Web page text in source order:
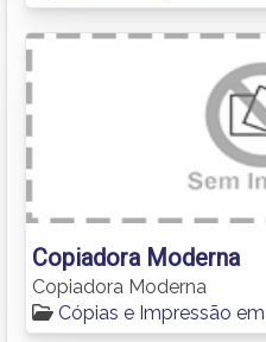
Copiadora Moderna
Copiadora Moderna
Cópias e Impressão